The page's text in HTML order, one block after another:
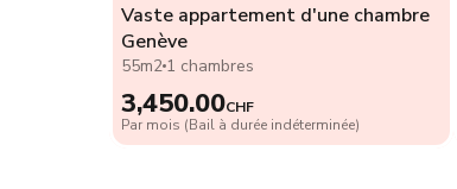
Vaste appartement d'une chambre
Genève
55m2 1 chambres
3,450.00CHF
Par mois (Bail à durée indéterminée)